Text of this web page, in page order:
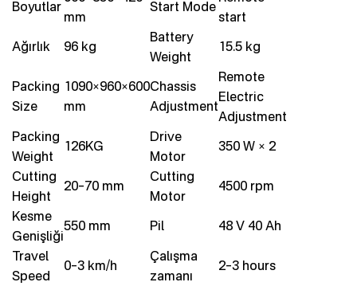
Boyutlar
mm
Start Mode
start
Ağırlık
96 kg
Battery
Weight
15.5 kg
Packing
Size
1090×960×600
mm
Chassis
Adjustment
Remote
Electric
Adjustment
Packing
Weight
126KG
Drive
Motor
350 W × 2
Cutting
Height
20–70 mm
Cutting
Motor
4500 rpm
Kesme
Genişliği
550 mm Pil
48 V 40 Ah
Travel
Speed
0–3 km/h
Çalışma
zamanı
2–3 hours